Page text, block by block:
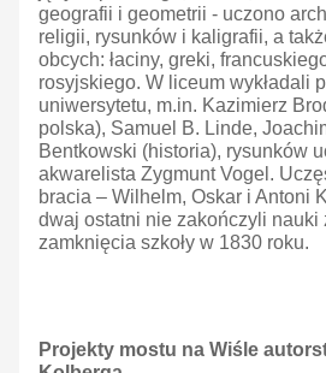
geografii i geometrii - uczono
religii, rysunków i kaligrafii, a
obcych: łaciny, greki,
rosyjskiego. W liceum wykładali
uniwersytetu, m.in. Kazimierz
polska), Samuel B. Linde,
Bentkowski (historia), rysunków
akwarelista Zygmunt Vogel.
bracia – Wilhelm, Oskar i Antoni
dwaj ostatni nie zakończyli nauki
zamknięcia szkoły w 1830 roku.
Projekty mostu na Wiśle